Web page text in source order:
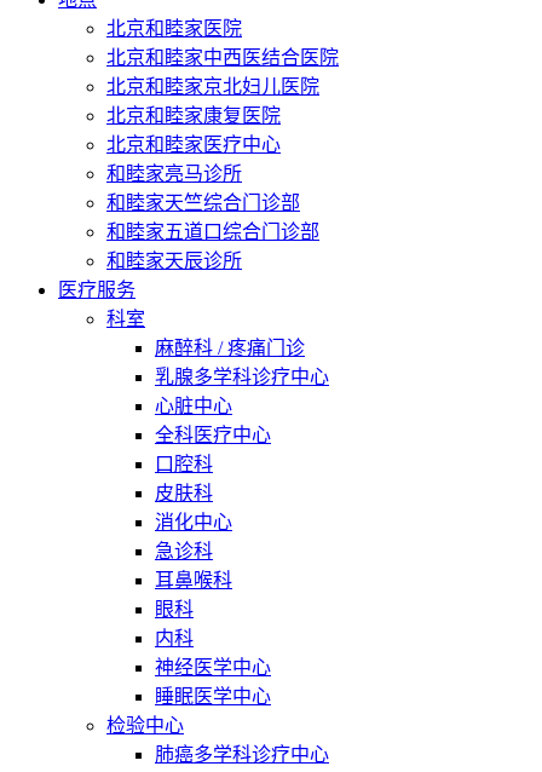
北京和睦家医院
北京和睦家中西医结合医院
北京和睦家京北妇儿医院
北京和睦家康复医院
北京和睦家医疗中心
和睦家亮马诊所
和睦家天竺综合门诊部
和睦家五道口综合门诊部
和睦家天辰诊所
医疗服务
科室
麻醉科 / 疼痛门诊
乳腺多学科诊疗中心
心脏中心
全科医疗中心
口腔科
皮肤科
消化中心
急诊科
耳鼻喉科
眼科
内科
神经医学中心
睡眠医学中心
检验中心
肺癌多学科诊疗中心